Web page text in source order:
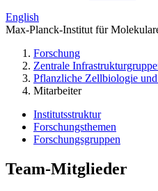
English
Max-Planck-Institut für
Forschung
Zentrale
Pflanzliche Zellbiologie
Mitarbeiter
Institutsstruktur
Forschungsthemen
Forschungsgruppen
Team-Mitglieder